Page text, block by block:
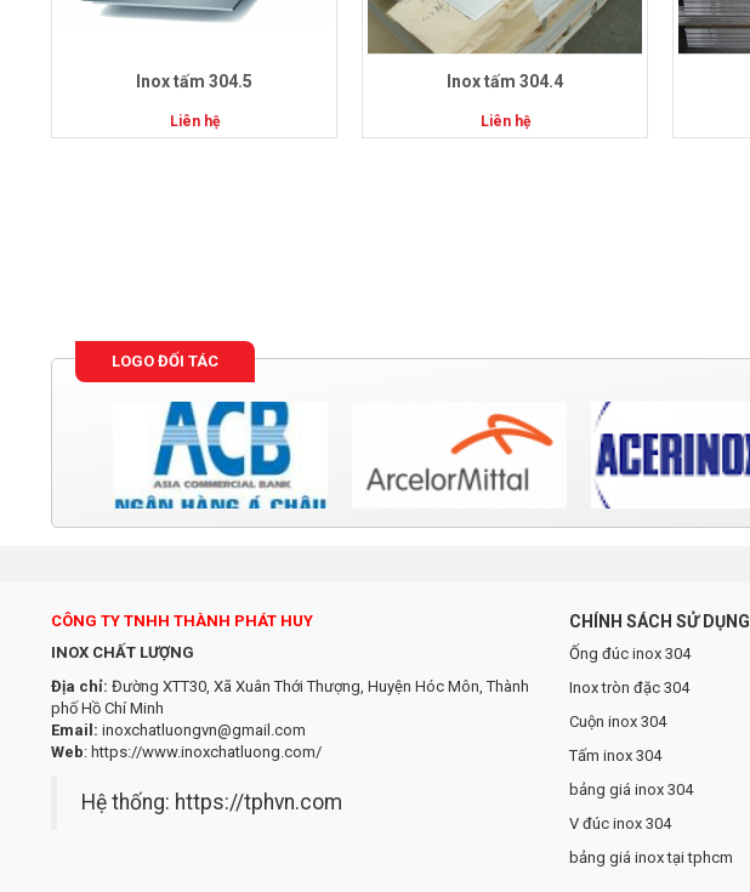
Inox tấm 304.5
Liên hệ
Inox tấm 304.4
Liên hệ
LOGO ĐỐI TÁC
CÔNG TY TNHH THÀNH PHÁT HUY
INOX CHẤT LƯỢNG
Địa chỉ: Đường XTT30, Xã Xuân Thới Thượng, Huyện Hóc Môn, Thành
phố Hồ Chí Minh
Email: inoxchatluongvn@gmail.com
Web: https://www.inoxchatluong.com/
Hệ thống: https://tphvn.com
CHÍNH SÁCH SỬ DỤNG
Ống đúc inox 304
Inox tròn đặc 304
Cuộn inox 304
Tấm inox 304
bảng giá inox 304
V đúc inox 304
bảng giá inox tại tphcm